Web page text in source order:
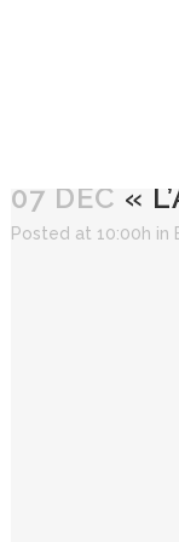
07 DÉC «
Posted at 10:00h in